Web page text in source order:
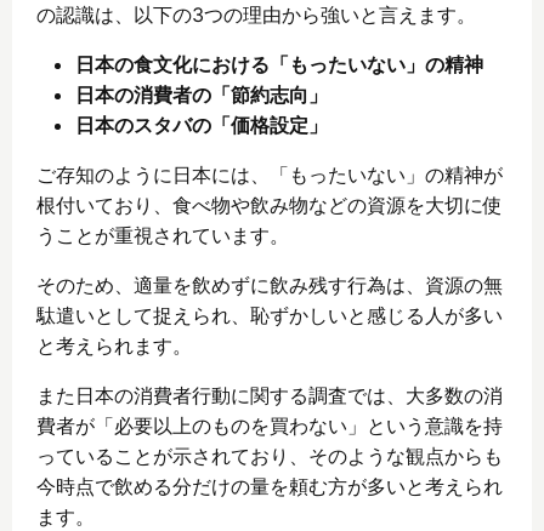
の認識は、以下の3つの理由から強いと言えます。
日本の食文化における「もったいない」の精神
日本の消費者の「節約志向」
日本のスタバの「価格設定」
ご存知のように日本には、「もったいない」の精神が
根付いており、食べ物や飲み物などの資源を大切に使
うことが重視されています。
そのため、適量を飲めずに飲み残す行為は、資源の無
駄遣いとして捉えられ、恥ずかしいと感じる人が多い
と考えられます。
また日本の消費者行動に関する調査では、大多数の消
費者が「必要以上のものを買わない」という意識を持
っていることが示されており、そのような観点からも
今時点で飲める分だけの量を頼む方が多いと考えられ
ます。